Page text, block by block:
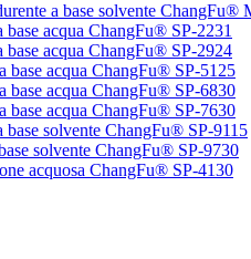
a base solvente ChangFu®
acqua ChangFu® SP-2231
base acqua ChangFu® SP-2924
base acqua ChangFu® SP-5125
base acqua ChangFu® SP-6830
base acqua ChangFu® SP-7630
solvente ChangFu® SP-9115
solvente ChangFu® SP-9730
acquosa ChangFu® SP-4130